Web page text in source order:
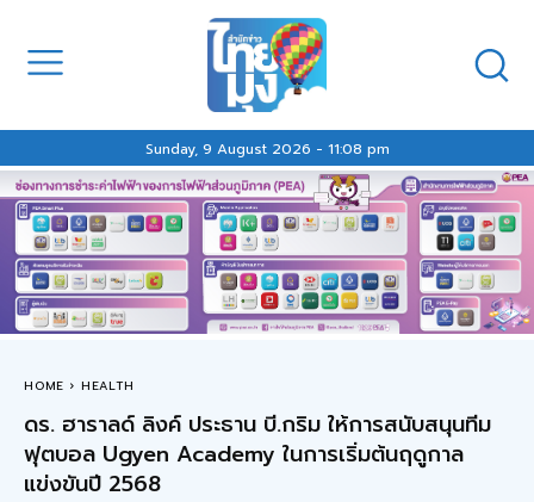
Sunday, 9 August 2026 - 11:08 pm
HOME HEALTH
ดร. ฮาราลด์ ลิงค์ ประธาน บี.กริม ให้การสนับสนุนทีม
ฟุตบอล Ugyen Academy ในการเริ่มต้นฤดูกาล
แข่งขันปี 2568